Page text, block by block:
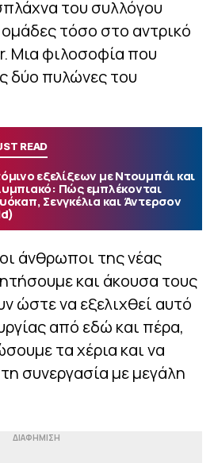
του συλλόγου
τόσο στο αντρικό
Μια φιλοσοφία που
δύο πυλώνες του
READ
εξελίξεων με Ντουμπάι και
Πώς εμπλέκονται
Σενγκέλια και Άντερσον
άνθρωποι της νέας
και άκουσα τους
ώστε να εξελιχθεί αυτό
από εδώ και πέρα,
τα χέρια και να
συνεργασία με μεγάλη